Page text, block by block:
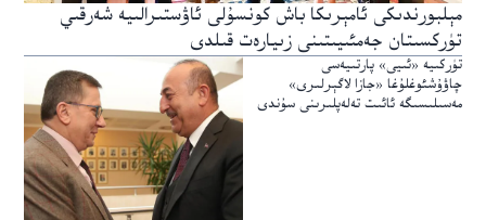
مېلبورندىكى ئامېرىكا باش كونسۇلى ئاۋستىرالىيە شەرقىي
تۈركسىتان جەمئىيىتىنى زىيارەت قىلدى
تۈركىيە «ئىيى» پارتىيەسى
چاۋۇشئوغلۇغا «جازا لاگېرلىرى»
مەسىلىسىگە ئائىت تەلەپلىرىنى سۇندى